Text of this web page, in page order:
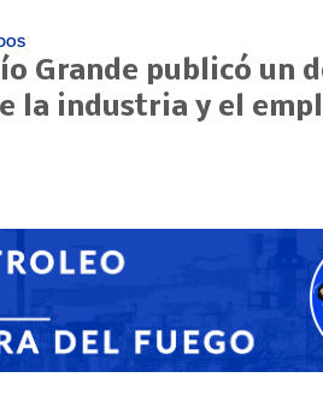
Grande publicó un
la industria y el